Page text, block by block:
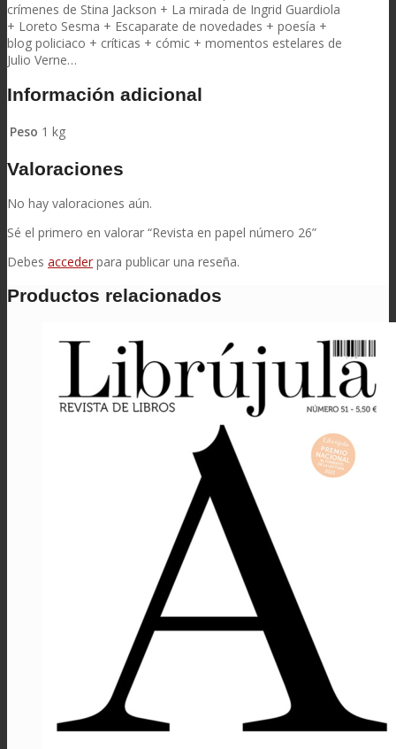
crímenes de Stina Jackson + La mirada de Ingrid Guardiola
+ Loreto Sesma + Escaparate de novedades + poesía +
blog policiaco + críticas + cómic + momentos estelares de
Julio Verne…
Información adicional
Peso 1 kg
Valoraciones
No hay valoraciones aún.
Sé el primero en valorar “Revista en papel número 26”
Debes acceder para publicar una reseña.
Productos relacionados